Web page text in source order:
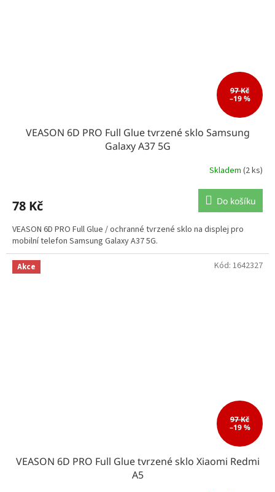
97 Kč
–19 %
VEASON 6D PRO Full Glue tvrzené sklo Samsung
Galaxy A37 5G
Skladem (2 ks)
78 Kč Do košíku
VEASON 6D PRO Full Glue / ochranné tvrzené sklo na displej pro
mobilní telefon Samsung Galaxy A37 5G.
Akce
97 Kč
–19 %
VEASON 6D PRO Full Glue tvrzené sklo Xiaomi Redmi
A5
Kód: 1642327